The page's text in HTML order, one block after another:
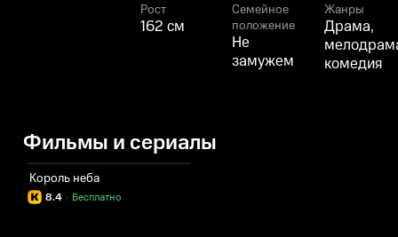
Рост
162 см
Семейное
положение
Не
замужем
Жанры
Драма,
комедия
Фильмы и сериалы
Король неба
8.4 Бесплатно
·